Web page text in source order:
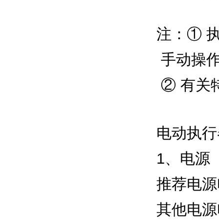
注：①
手动操
② 有关
电动执
1、电源
推荐电
其他电